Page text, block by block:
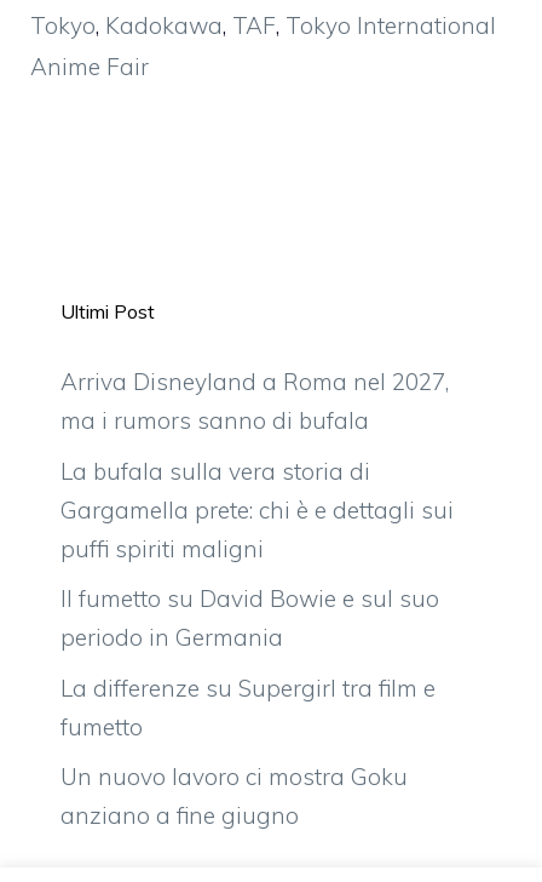
Tokyo, Kadokawa, TAF, Tokyo International
Anime Fair
Ultimi Post
Arriva Disneyland a Roma nel 2027,
ma i rumors sanno di bufala
La bufala sulla vera storia di
Gargamella prete: chi è e dettagli sui
puffi spiriti maligni
Il fumetto su David Bowie e sul suo
periodo in Germania
La differenze su Supergirl tra film e
fumetto
Un nuovo lavoro ci mostra Goku
anziano a fine giugno